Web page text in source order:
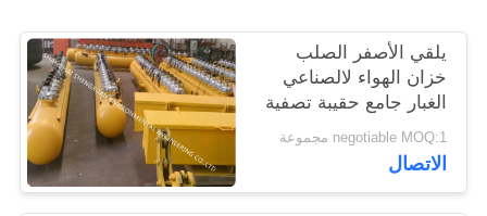
يلقي الأصفر الصلب
خزان الهواء لالصناعي
الغبار جامع حقيبة تصفية
الإسكان
negotiable MOQ:1 مجموعة
الاتصال